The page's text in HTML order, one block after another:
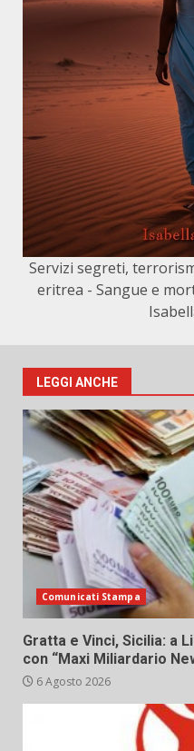
Servizi segreti,
eritrea - Sangue e
LEGGI ANCHE
Comunicati Stampa
Gratta e Vinci, Sicilia: a
con “Maxi Miliardario
6 Agosto 2026